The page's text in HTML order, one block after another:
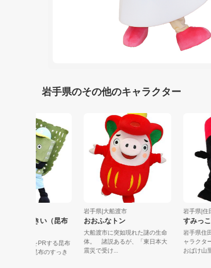
岩手県のその他のキャラクター
んぞー・すっきい（昆布
代村特産の昆布をPRする昆布
ラザーズ。すき昆布のすっき
岩手県|大船渡市
おおふなトン
大船渡市に突如現れた謎の生命
体。 諸説あるが、「東日本大
震災で受け...
岩手
すみ
岩手
ャラ
おば